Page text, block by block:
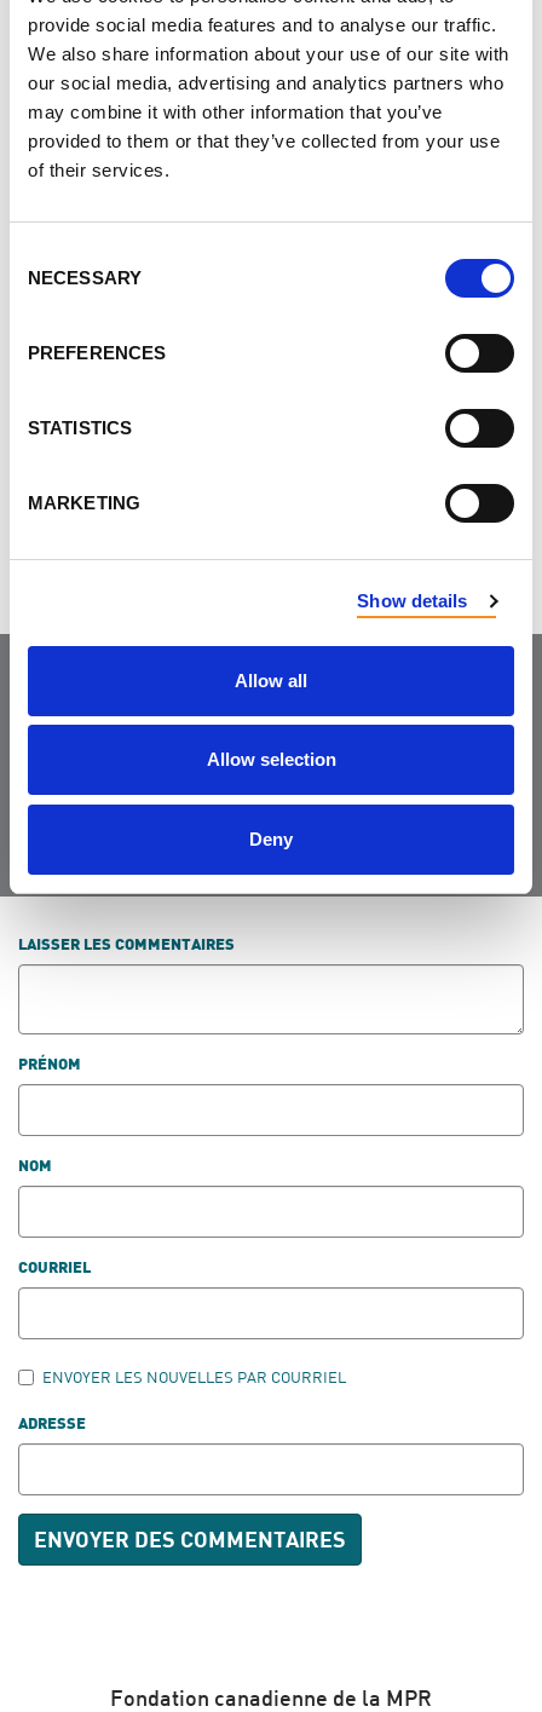
provide social media features and to analyse our traffic.
We also share information about your use of our site with
our social media, advertising and analytics partners who
may combine it with other information that you’ve
provided to them or that they’ve collected from your use
of their services.
Selection
NECESSARY
PREFERENCES
STATISTICS
MARKETING
Show details
Allow all
Allow selection
Deny
sommes reconnaissant·e·s pour votre soutien
infaillible à travers ces changements et nous avons
hâte de vous partager la suite des choses.
Merci pour votre dévouement envers la Fondation
Cordialement,
Le conseil d’administration
Tweet
Joignez-vous à la
communauté
LAISSER LES COMMENTAIRES
PRÉNOM
NOM
COURRIEL
ENVOYER LES NOUVELLES PAR COURRIEL
ADRESSE
Fondation canadienne de la MPR